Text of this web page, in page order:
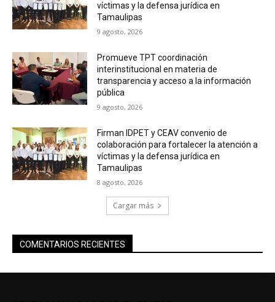
víctimas y la defensa jurídica en
Tamaulipas
9 agosto, 2026
Promueve TPT coordinación
interinstitucional en materia de
transparencia y acceso a la información
pública
9 agosto, 2026
Firman IDPET y CEAV convenio de
colaboración para fortalecer la atención a
víctimas y la defensa jurídica en
Tamaulipas
8 agosto, 2026
Cargar más
COMENTARIOS RECIENTES